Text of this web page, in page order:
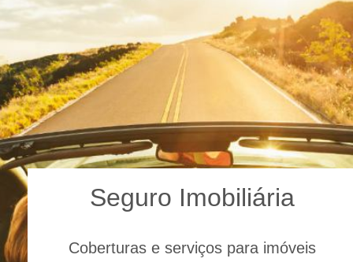
Seguro Imobiliária
Coberturas e serviços para imóveis